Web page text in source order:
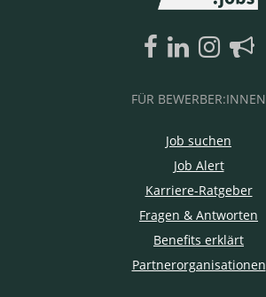
FÜR BEWERBER:INNEN
Job suchen
Job Alert
Karriere-Ratgeber
Fragen & Antworten
Benefits erklärt
Partnerorganisationen